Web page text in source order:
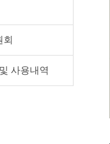
사용내역